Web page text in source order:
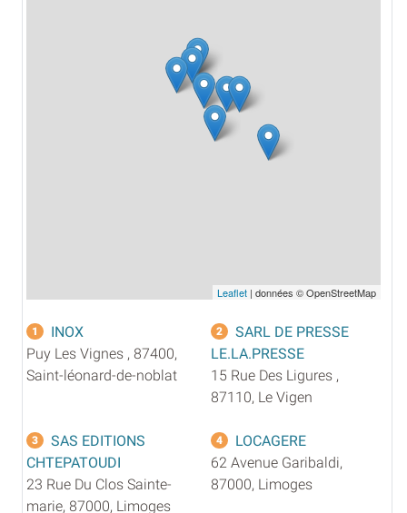
Leaflet | données © OpenStreetMap
1
INOX
Puy Les Vignes , 87400,
Saint-léonard-de-noblat
2
SARL DE PRESSE
LE.LA.PRESSE
15 Rue Des Ligures ,
87110, Le Vigen
3
SAS EDITIONS
CHTEPATOUDI
23 Rue Du Clos Sainte-
marie, 87000, Limoges
4
LOCAGERE
62 Avenue Garibaldi,
87000, Limoges